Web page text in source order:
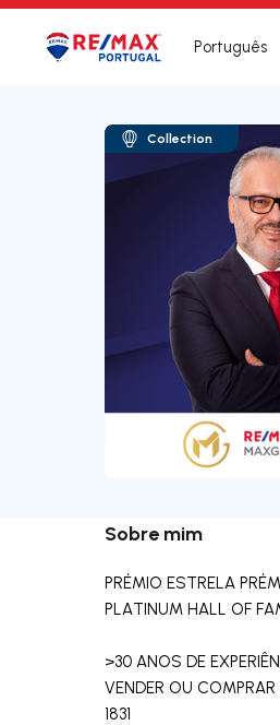
Logo Ir para página inicial
Português
Collection
Sobre mim
PRÉMIO ESTRELA
PLATINUM HALL OF
>30 ANOS DE
VENDER OU
1831